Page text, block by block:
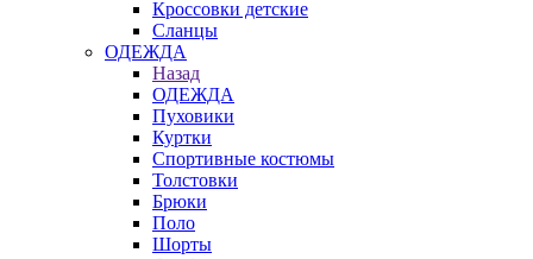
Кроссовки детские
Сланцы
ОДЕЖДА
Назад
ОДЕЖДА
Пуховики
Куртки
Спортивные костюмы
Толстовки
Брюки
Поло
Шорты